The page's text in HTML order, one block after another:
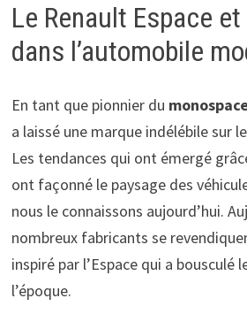
Le Renault Espace
dans l’automobile
En tant que pionnier du
a laissé une marque indélébile sur
Les tendances qui ont émergé
ont façonné le paysage des
nous le connaissons aujourd’hui.
nombreux fabricants se
inspiré par l’Espace qui a bousculé
l’époque.